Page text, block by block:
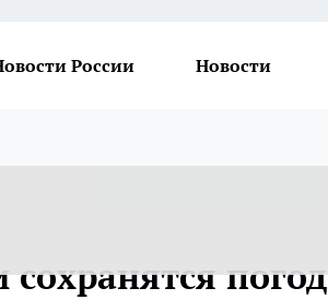
России Новости
сохранятся